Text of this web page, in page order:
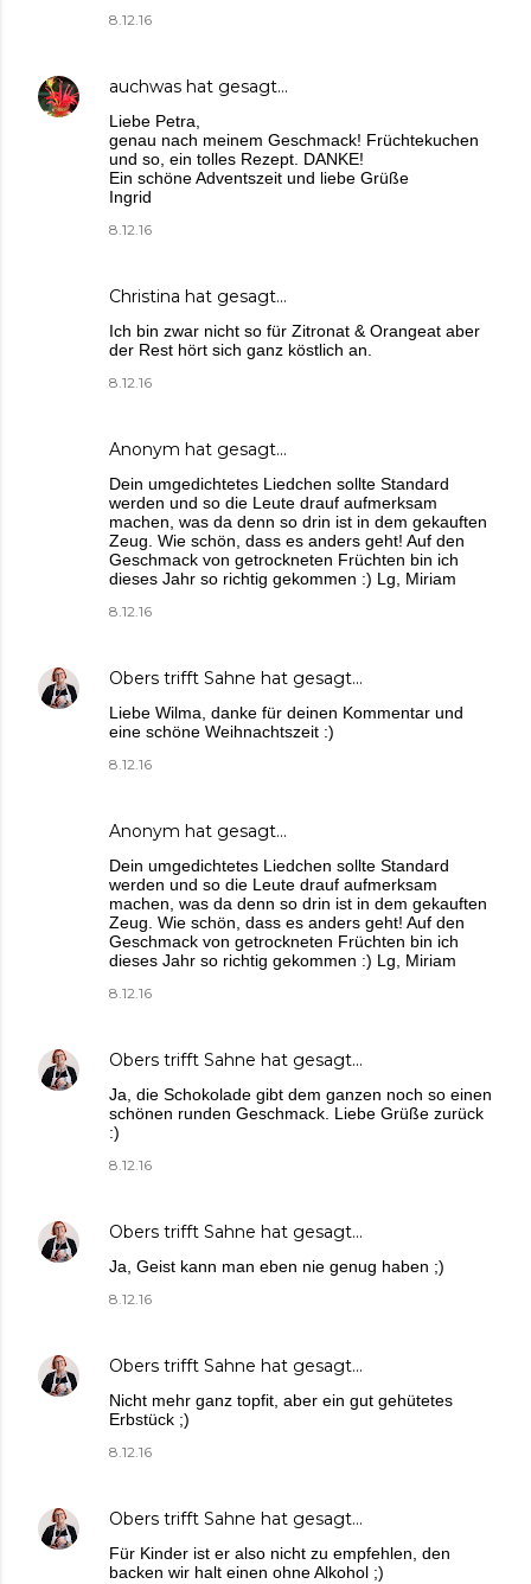
8.12.16
auchwas hat gesagt…
Liebe Petra,
genau nach meinem Geschmack! Früchtekuchen
und so, ein tolles Rezept. DANKE!
Ein schöne Adventszeit und liebe Grüße
Ingrid
8.12.16
Christina hat gesagt…
Ich bin zwar nicht so für Zitronat & Orangeat aber
der Rest hört sich ganz köstlich an.
8.12.16
Anonym hat gesagt…
Dein umgedichtetes Liedchen sollte Standard
werden und so die Leute drauf aufmerksam
machen, was da denn so drin ist in dem gekauften
Zeug. Wie schön, dass es anders geht! Auf den
Geschmack von getrockneten Früchten bin ich
dieses Jahr so richtig gekommen :) Lg, Miriam
8.12.16
Obers trifft Sahne hat gesagt…
Liebe Wilma, danke für deinen Kommentar und
eine schöne Weihnachtszeit :)
8.12.16
Anonym hat gesagt…
Dein umgedichtetes Liedchen sollte Standard
werden und so die Leute drauf aufmerksam
machen, was da denn so drin ist in dem gekauften
Zeug. Wie schön, dass es anders geht! Auf den
Geschmack von getrockneten Früchten bin ich
dieses Jahr so richtig gekommen :) Lg, Miriam
8.12.16
Obers trifft Sahne hat gesagt…
Ja, die Schokolade gibt dem ganzen noch so einen
schönen runden Geschmack. Liebe Grüße zurück
:)
8.12.16
Obers trifft Sahne hat gesagt…
Ja, Geist kann man eben nie genug haben ;)
8.12.16
Obers trifft Sahne hat gesagt…
Nicht mehr ganz topfit, aber ein gut gehütetes
Erbstück ;)
8.12.16
Obers trifft Sahne hat gesagt…
Für Kinder ist er also nicht zu empfehlen, den
backen wir halt einen ohne Alkohol ;)